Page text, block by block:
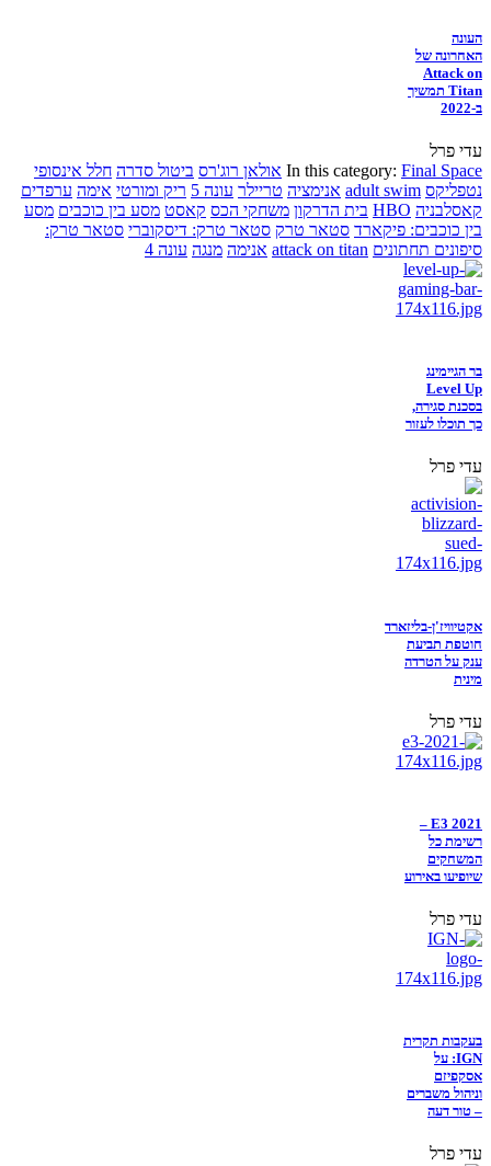
העונה
האחרונה של
Attack on
Titan תמשיך
ב-2022
עדי פרל
In this category: Final Space אולאן רוג'רס ביטול סדרה חלל אינסופי
נטפליקס adult swim אנימציה טריילר עונה 5 ריק ומורטי אימה ערפדים
קאסלבניה HBO בית הדרקון משחקי הכס קאסט מסע בין כוכבים מסע
בין כוכבים: פיקארד סטאר טרק סטאר טרק: דיסקוברי סטאר טרק:
סיפונים תחתונים attack on titan אנימה מנגה עונה 4
בר הגיימינג
Level Up
בסכנת סגירה,
כך תוכלו לעזור
עדי פרל
אקטיוויז'ן-בליזארד
חוטפת תביעת
ענק על הטרדה
מינית
עדי פרל
E3 2021 –
רשימת כל
המשחקים
שיופיעו באירוע
עדי פרל
בעקבות תקרית
IGN: על
אסקפיזם
וניהול משברים
– טור דעה
עדי פרל